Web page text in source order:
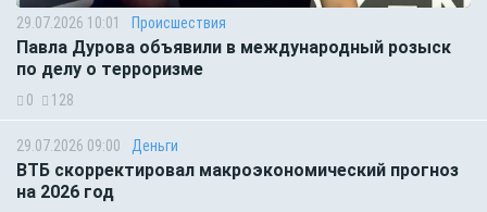
29.07.2026 10:01 Происшествия
Павла Дурова объявили в международный розыск
по делу о терроризме
0 128
29.07.2026 09:00 Деньги
ВТБ скорректировал макроэкономический прогноз
на 2026 год